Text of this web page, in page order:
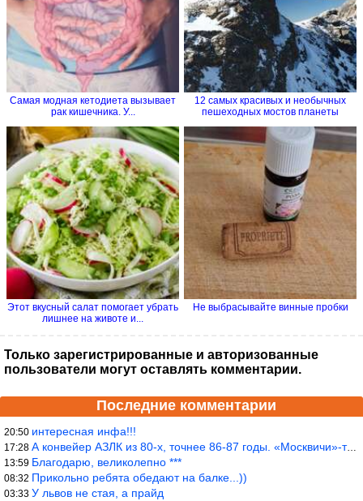
Самая модная кетодиета вызывает
рак кишечника. У...
12 самых красивых и необычных
пешеходных мостов планеты
Этот вкусный салат помогает убрать
лишнее на животе и...
Не выбрасывайте винные пробки
Только зарегистрированные и авторизованные
пользователи могут оставлять комментарии.
Последние комментарии
20:50 интересная инфа!!!
17:28 А конвейер АЗЛК из 80-х, точнее 86-87 годы. «Москвичи»-то из пер
13:59 Благодарю, великолепно ***
08:32 Прикольно ребята обедают на балке...))
03:33 У львов не стая, а прайд